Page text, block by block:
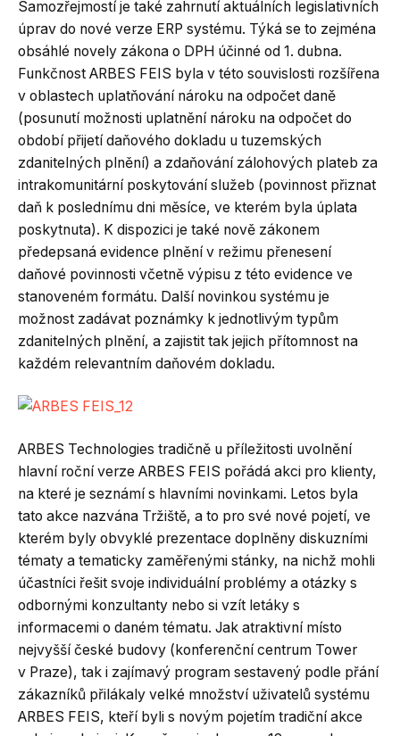
Samozřejmostí je také zahrnutí aktuálních legislativních
úprav do nové verze ERP systému. Týká se to zejména
obsáhlé novely zákona o DPH účinné od 1. dubna.
Funkčnost ARBES FEIS byla v této souvislosti rozšířena
v oblastech uplatňování nároku na odpočet daně
(posunutí možnosti uplatnění nároku na odpočet do
období přijetí daňového dokladu u tuzemských
zdanitelných plnění) a zdaňování zálohových plateb za
intrakomunitární poskytování služeb (povinnost přiznat
daň k poslednímu dni měsíce, ve kterém byla úplata
poskytnuta). K dispozici je také nově zákonem
předepsaná evidence plnění v režimu přenesení
daňové povinnosti včetně výpisu z této evidence ve
stanoveném formátu. Další novinkou systému je
možnost zadávat poznámky k jednotlivým typům
zdanitelných plnění, a zajistit tak jejich přítomnost na
každém relevantním daňovém dokladu.
ARBES Technologies tradičně u příležitosti uvolnění
hlavní roční verze ARBES FEIS pořádá akci pro klienty,
na které je seznámí s hlavními novinkami. Letos byla
tato akce nazvána Tržiště, a to pro své nové pojetí, ve
kterém byly obvyklé prezentace doplněny diskuzními
tématy a tematicky zaměřenými stánky, na nichž mohli
účastníci řešit svoje individuální problémy a otázky s
odbornými konzultanty nebo si vzít letáky s
informacemi o daném tématu. Jak atraktivní místo
nejvyšší české budovy (konferenční centrum Tower
v Praze), tak i zajímavý program sestavený podle přání
zákazníků přilákaly velké množství uživatelů systému
ARBES FEIS, kteří byli s novým pojetím tradiční akce